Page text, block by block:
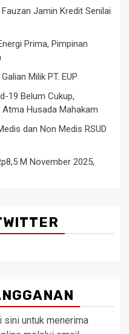
Jamin Kredit Senilai
Prima, Pimpinan
Milik PT. EUP
19 Belum Cukup,
Husada Mahakam
dan Non Medis RSUD
M November 2025,
sini untuk menerima